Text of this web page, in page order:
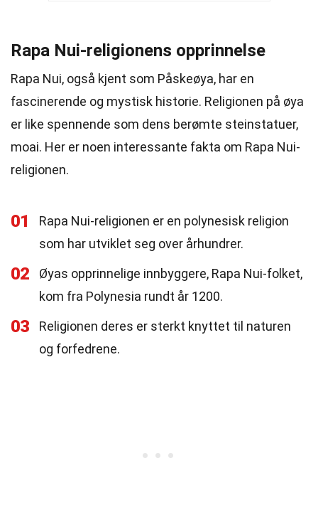
Rapa Nui-religionens opprinnelse
Rapa Nui, også kjent som Påskeøya, har en
fascinerende og mystisk historie. Religionen på øya
er like spennende som dens berømte steinstatuer,
moai. Her er noen interessante fakta om Rapa Nui-
religionen.
01
Rapa Nui-religionen er en polynesisk religion
som har utviklet seg over århundrer.
02
Øyas opprinnelige innbyggere, Rapa Nui-folket,
kom fra Polynesia rundt år 1200.
03
Religionen deres er sterkt knyttet til naturen
og forfedrene.